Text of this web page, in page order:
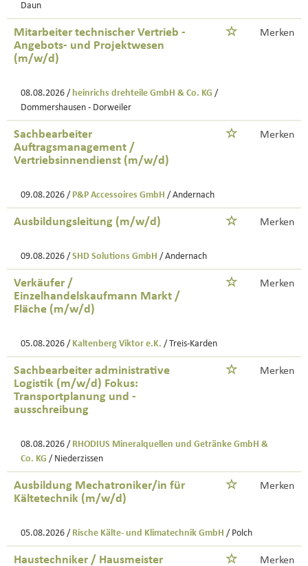
Daun
Mitarbeiter technischer Vertrieb -
Angebots- und Projektwesen
(m/w/d)
Merken
08.08.2026 / heinrichs drehteile GmbH & Co. KG /
Dommershausen - Dorweiler
Sachbearbeiter
Auftragsmanagement /
Vertriebsinnendienst (m/w/d)
Merken
09.08.2026 / P&P Accessoires GmbH / Andernach
Ausbildungsleitung (m/w/d) Merken
09.08.2026 / SHD Solutions GmbH / Andernach
Verkäufer /
Einzelhandelskaufmann Markt /
Fläche (m/w/d)
Merken
05.08.2026 / Kaltenberg Viktor e.K. / Treis-Karden
Sachbearbeiter administrative
Logistik (m/w/d) Fokus:
Transportplanung und -
ausschreibung
Merken
08.08.2026 / RHODIUS Mineralquellen und Getränke GmbH &
Co. KG / Niederzissen
Ausbildung Mechatroniker/in für
Kältetechnik (m/w/d)
Merken
05.08.2026 / Rische Kälte- und Klimatechnik GmbH / Polch
Haustechniker / Hausmeister Merken